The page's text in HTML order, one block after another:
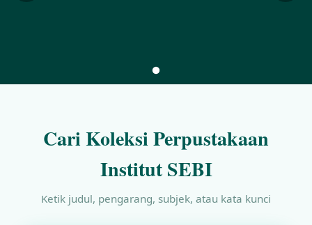
Cari Koleksi Perpustakaan
Institut SEBI
Ketik judul, pengarang, subjek, atau kata kunci